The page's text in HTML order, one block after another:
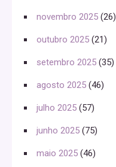
novembro 2025 (26)
outubro 2025 (21)
setembro 2025 (35)
agosto 2025 (46)
julho 2025 (57)
junho 2025 (75)
maio 2025 (46)